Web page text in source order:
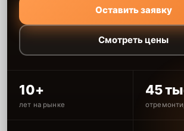
Оставить заявку
Смотреть цены
10+
лет на рынке
45